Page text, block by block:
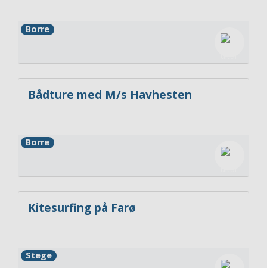
Borre
Bådture med M/s Havhesten
Borre
Kitesurfing på Farø
Stege